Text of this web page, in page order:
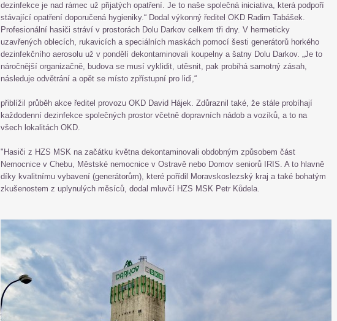
dezinfekce je nad rámec už přijatých opatření. Je to naše společná iniciativa, která podpoří
stávající opatření doporučená hygieniky.“ Dodal výkonný ředitel OKD Radim Tabášek.
Profesionální hasiči stráví v prostorách Dolu Darkov celkem tři dny. V hermeticky
uzavřených oblecích, rukavicích a speciálních maskách pomocí šesti generátorů horkého
dezinfekčního aerosolu už v pondělí dekontaminovali koupelny a šatny Dolu Darkov. „Je to
náročnější organizačně, budova se musí vyklidit, utěsnit, pak probíhá samotný zásah,
následuje odvětrání a opět se místo zpřístupní pro lidi,“
přiblížil průběh akce ředitel provozu OKD David Hájek. Zdůraznil také, že stále probíhají
každodenní dezinfekce společných prostor včetně dopravních nádob a vozíků, a to na
všech lokalitách OKD.
"Hasiči z HZS MSK na začátku května dekontaminovali obdobným způsobem část
Nemocnice v Chebu, Městské nemocnice v Ostravě nebo Domov seniorů IRIS. A to hlavně
díky kvalitnímu vybavení (generátorům), které pořídil Moravskoslezský kraj a také bohatým
zkušenostem z uplynulých měsíců, dodal mluvčí HZS MSK Petr Kůdela.
Kurzy.cz